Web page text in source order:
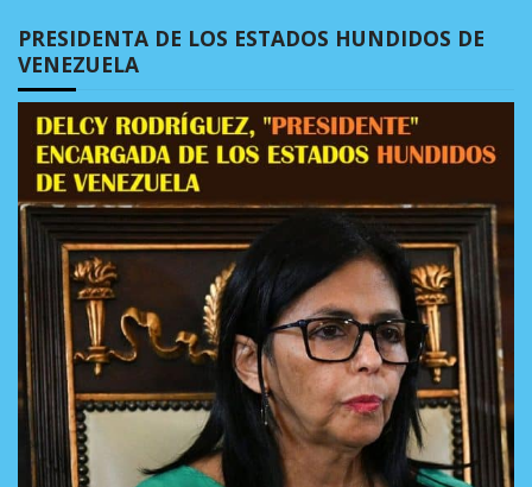
PRESIDENTA DE LOS ESTADOS HUNDIDOS DE
VENEZUELA